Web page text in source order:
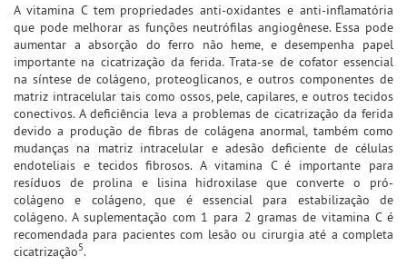
A vitamina C tem propriedades anti-oxidantes e anti-inflamatória
que pode melhorar as funções neutrófilas angiogênese. Essa pode
aumentar a absorção do ferro não heme, e desempenha papel
importante na cicatrização da ferida. Trata-se de cofator essencial
na síntese de colágeno, proteoglicanos, e outros componentes de
matriz intracelular tais como ossos, pele, capilares, e outros tecidos
conectivos. A deficiência leva a problemas de cicatrização da ferida
devido a produção de fibras de colágena anormal, também como
mudanças na matriz intracelular e adesão deficiente de células
endoteliais e tecidos fibrosos. A vitamina C é importante para
resíduos de prolina e lisina hidroxilase que converte o pró-
colágeno e colágeno, que é essencial para estabilização de
colágeno. A suplementação com 1 para 2 gramas de vitamina C é
recomendada para pacientes com lesão ou cirurgia até a completa
cicatrização5.